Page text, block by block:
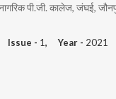
पी.जी. कालेज, जंघई,
- 1, Year - 2021